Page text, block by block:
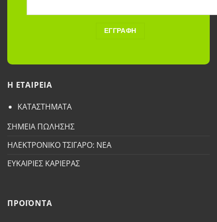
H ETAΙΡΕΙΑ
ΚΑΤΑΣΤΗΜΑΤΑ
ΣΗΜΕΙΑ ΠΩΛΗΣΗΣ
ΗΛΕΚΤΡΟΝΙΚΟ ΤΣΙΓΑΡΟ: ΝΕΑ
ΕΥΚΑΙΡΙΕΣ ΚΑΡΙΕΡΑΣ
ΠΡΟΪΟΝΤΑ